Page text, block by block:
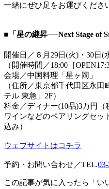
一緒にぜひ足をお運びくださ
■「星の継昇──Next Stage of
開催日／６月29日(火)・30日(
（開催時間／18:00［
会場／中国料理「星ヶ岡」
（住所／東京都千代田区永田
テル 東急」2F）
料金／ディナー(10品)3万円（
ワインなどのペアリングセッ
込み）
ウェブサイトはコチラ
予約・お問い合わせ／TEL.
この記事が気に入ったら「い